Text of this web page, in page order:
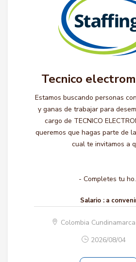
Tecnico
Estamos buscando personas
y ganas de trabajar para
cargo de TECNICO
queremos que hagas parte de
cual te invitamos a
- Completes tu
Salario : a
Colombia
2026/08/04